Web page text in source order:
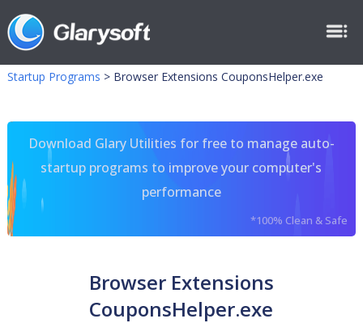
Startup Programs > Browser Extensions CouponsHelper.exe
Download Glary Utilities for free to manage auto-
startup programs to improve your computer's
performance
*100% Clean & Safe
Browser Extensions
CouponsHelper.exe